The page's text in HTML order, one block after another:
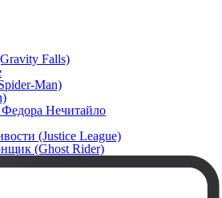
Falls)
Man)
Нечитайло
(Justice League)
(Ghost Rider)